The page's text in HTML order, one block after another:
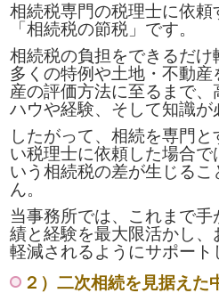
相続税専門の税理士に依
「相続税の節税」です。
相続税の負担をできるだ
多くの特例や土地・不動
産の評価方法に至るまで
ハウや経験、そして知識が
したがって、相続を専門
い税理士に依頼した場合で
いう相続税の差が生じる
ん。
当事務所では、これまで
績と経験を最大限活かし、
軽減されるようにサポート
２）二次相続を見据えた